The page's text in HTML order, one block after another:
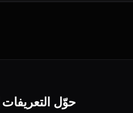
حوّل التعريفات